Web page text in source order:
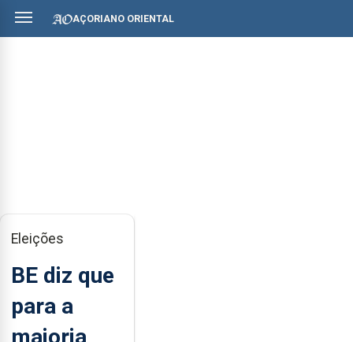
AÇORIANO ORIENTAL
Eleições
BE diz que
para a
maioria